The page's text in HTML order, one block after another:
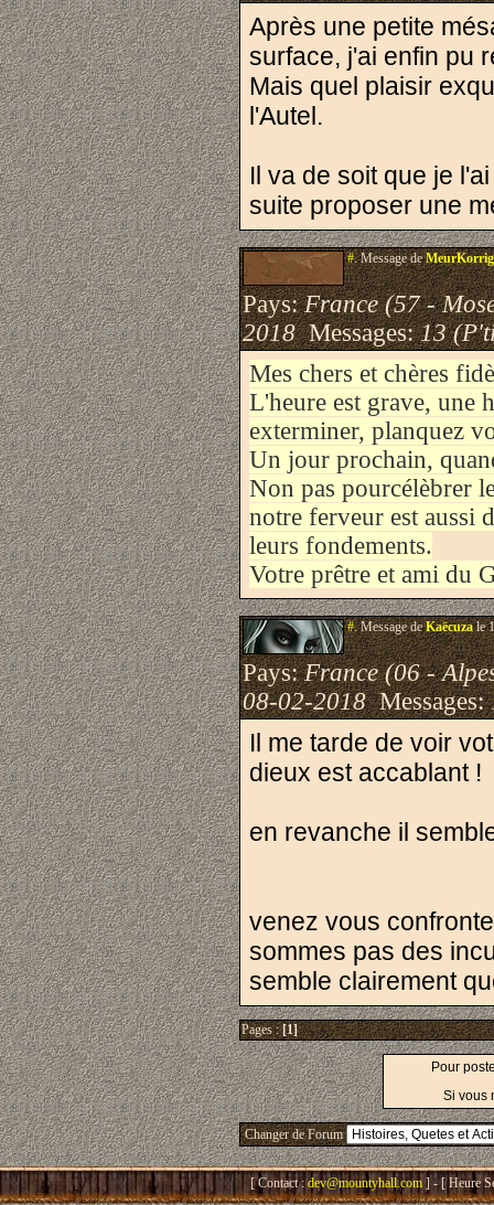
Après une petite
surface, j'ai enfin pu
Mais quel plaisir
l'Autel.
Il va de soit que je
suite proposer une
#.Message de
Pays:France (57 -
2018Messages:13
Mes chers et chères
L'heure est grave, une
exterminer, planquez
Un jour prochain,
Non pas pourcélèbrer
notre ferveur est aussi
leurs fondements.
Votre prêtre et ami du
#.Message deKaëcuzale
Pays:France (06 -
08-02-2018Messages:
Il me tarde de voir
dieux est accablant !
en revanche il
venez vous
sommes pas des
semble clairement
Pages :[1]
Pour
Si vous
Changer de Forum
[ Contact : dev@mountyhall.com ] - [ Heure